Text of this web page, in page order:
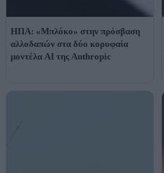
ΗΠΑ: «Μπλόκο» στην πρόσβαση
αλλοδαπών στα δύο κορυφαία
μοντέλα AI της Anthropic